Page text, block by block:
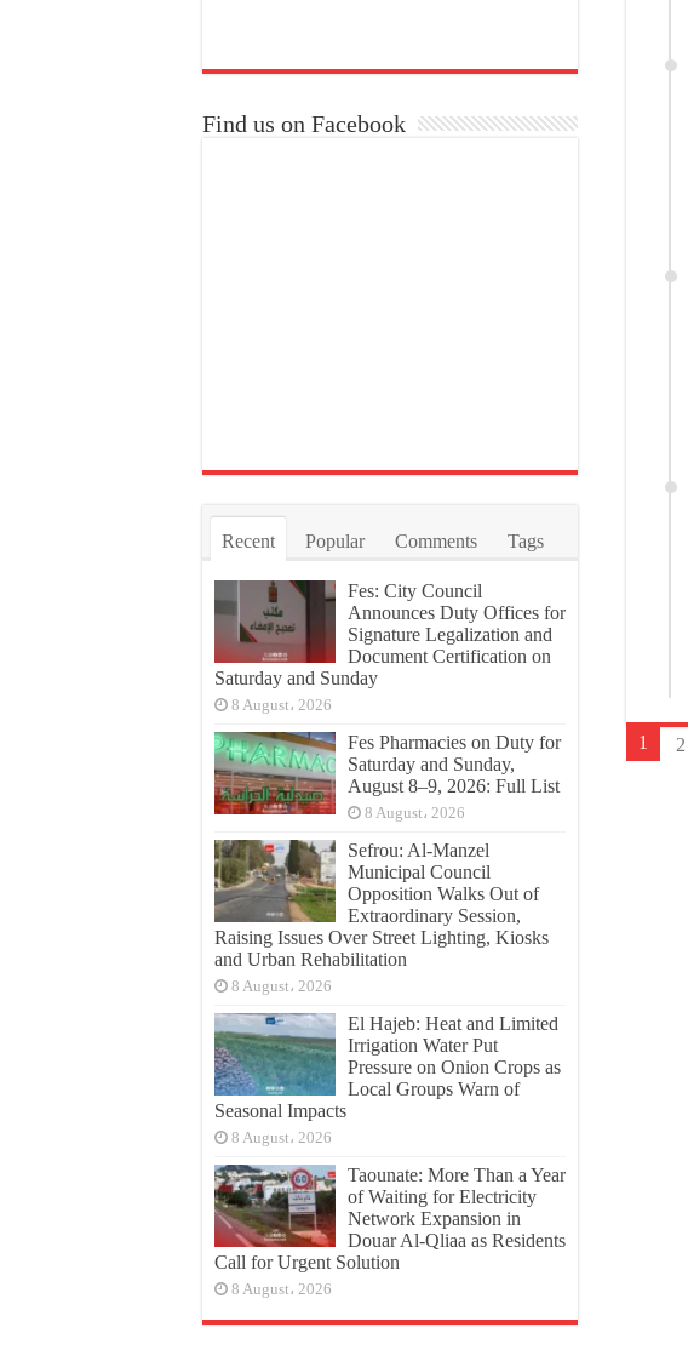
1 2
Find us on Facebook
Recent Popular Comments Tags
Fes: City Council
Announces Duty Offices for
Signature Legalization and
Document Certification on
Saturday and Sunday
8 August، 2026
Fes Pharmacies on Duty for
Saturday and Sunday,
August 8–9, 2026: Full List
8 August، 2026
Sefrou: Al-Manzel
Municipal Council
Opposition Walks Out of
Extraordinary Session,
Raising Issues Over Street Lighting, Kiosks
and Urban Rehabilitation
8 August، 2026
El Hajeb: Heat and Limited
Irrigation Water Put
Pressure on Onion Crops as
Local Groups Warn of
Seasonal Impacts
8 August، 2026
Taounate: More Than a Year
of Waiting for Electricity
Network Expansion in
Douar Al-Qliaa as Residents
Call for Urgent Solution
8 August، 2026